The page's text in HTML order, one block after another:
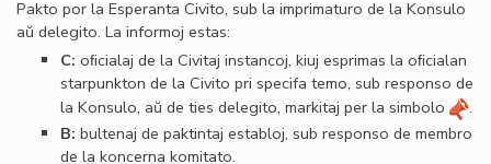
Pakto por la Esperanta Civito, sub la imprimaturo de la Konsulo
aŭ delegito. La informoj estas:
C: oﬁcialaj de la Civitaj instancoj, kiuj esprimas la oﬁcialan
starpunkton de la Civito pri specifa temo, sub responso de
la Konsulo, aŭ de ties delegito, markitaj per la simbolo
.
B: bultenaj de paktintaj establoj, sub responso de membro
de la koncerna komitato.